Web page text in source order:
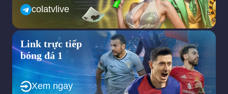
colatvlive
Link trực tiếp
bóng đá 1
Xem ngay